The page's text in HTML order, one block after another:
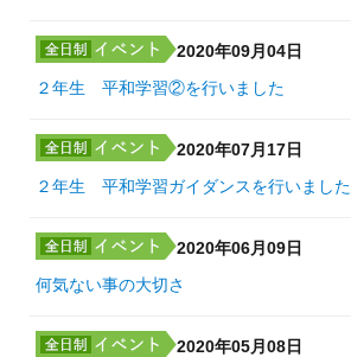
2020年09月04日
２年生 平和学習②を行いました
2020年07月17日
２年生 平和学習ガイダンスを行いました
2020年06月09日
何気ない事の大切さ
2020年05月08日